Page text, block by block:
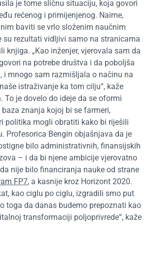
je tome sličnu situaciju, koja govori
rečenog i primijenjenog. Naime,
baviti se vrlo složenim naučnim
su rezultati vidljivi samo na stranicama
knjiga. „Kao inženjer, vjerovala sam da
na potrebe društva i da poboljša
i mnogo sam razmišljala o načinu na
istraživanje ka tom cilju“, kaže
To je dovelo do ideje da se oformi
znanja kojoj bi se farmeri,
politika mogli obratiti kako bi riješili
Profesorica Bengin objašnjava da je
bilo administrativnih, finansijskih
– i da bi njene ambicije vjerovatno
nije bilo financiranja nauke od strane
FP7, a kasnije kroz Horizont 2020.
kao ciglu po ciglu, izgradili smo put
toga da danas budemo prepoznati kao
transformaciji poljoprivrede“, kaže